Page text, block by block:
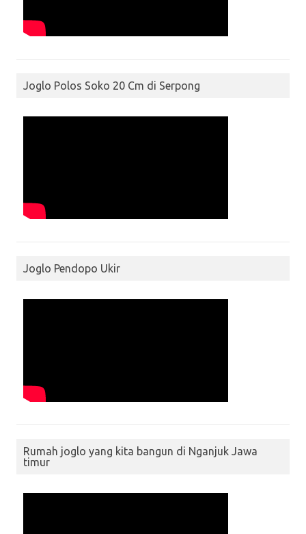
Joglo Polos Soko 20 Cm di Serpong
Joglo Pendopo Ukir
Rumah joglo yang kita bangun di Nganjuk Jawa
timur